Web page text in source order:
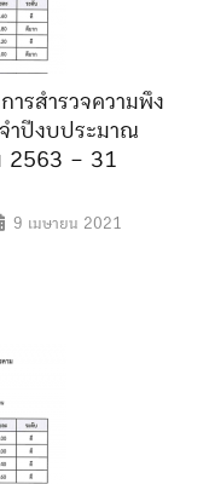
รสำรวจความพึง
ำปีงบประมาณ
2563 – 31
9 เมษายน 2021